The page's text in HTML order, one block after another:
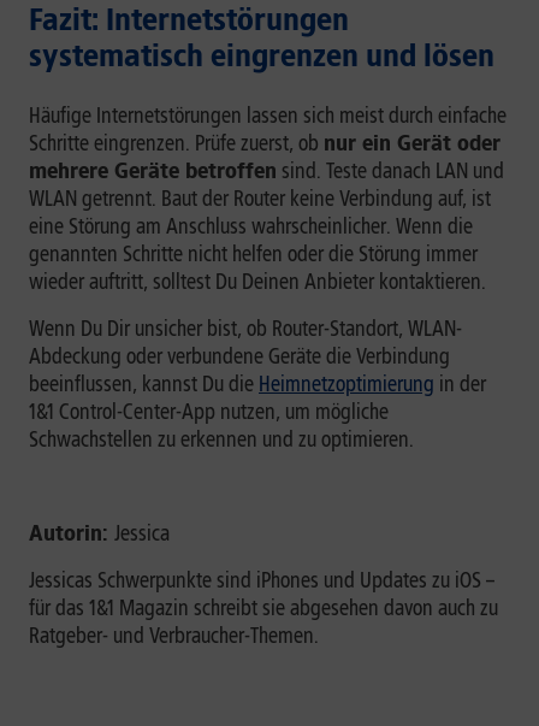
Fazit: Internetstörungen
systematisch eingrenzen und lösen
Häufige Internetstörungen lassen sich meist durch einfache
Schritte eingrenzen. Prüfe zuerst, ob nur ein Gerät oder
mehrere Geräte betroffen sind. Teste danach LAN und
WLAN getrennt. Baut der Router keine Verbindung auf, ist
eine Störung am Anschluss wahrscheinlicher. Wenn die
genannten Schritte nicht helfen oder die Störung immer
wieder auftritt, solltest Du Deinen Anbieter kontaktieren.
Wenn Du Dir unsicher bist, ob Router-Standort, WLAN-
Abdeckung oder verbundene Geräte die Verbindung
beeinflussen, kannst Du die Heimnetzoptimierung in der
1&1 Control-Center-App nutzen, um mögliche
Schwachstellen zu erkennen und zu optimieren.
Autorin: Jessica
Jessicas Schwerpunkte sind iPhones und Updates zu iOS –
für das 1&1 Magazin schreibt sie abgesehen davon auch zu
Ratgeber- und Verbraucher-Themen.